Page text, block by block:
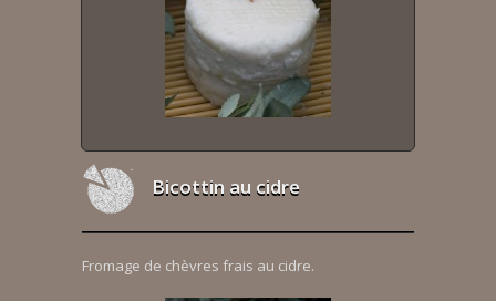
Bicottin au cidre
Fromage de chèvres frais au cidre.